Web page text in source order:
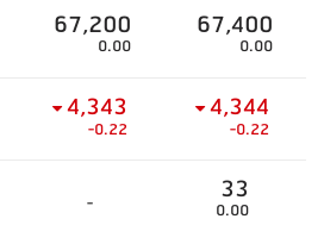
67,200
0.00
67,400
0.00
4,343
-0.22
4,344
-0.22
- 33
0.00